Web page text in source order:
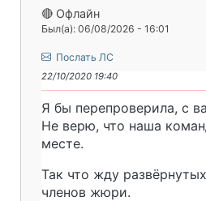
🔴 Офлайн
Был(а): 06/08/2026 - 16:01
Послать ЛС
22/10/2020 19:40
Я бы перепроверила, с
Не верю, что наша
месте.
Так что жду
членов жюри.